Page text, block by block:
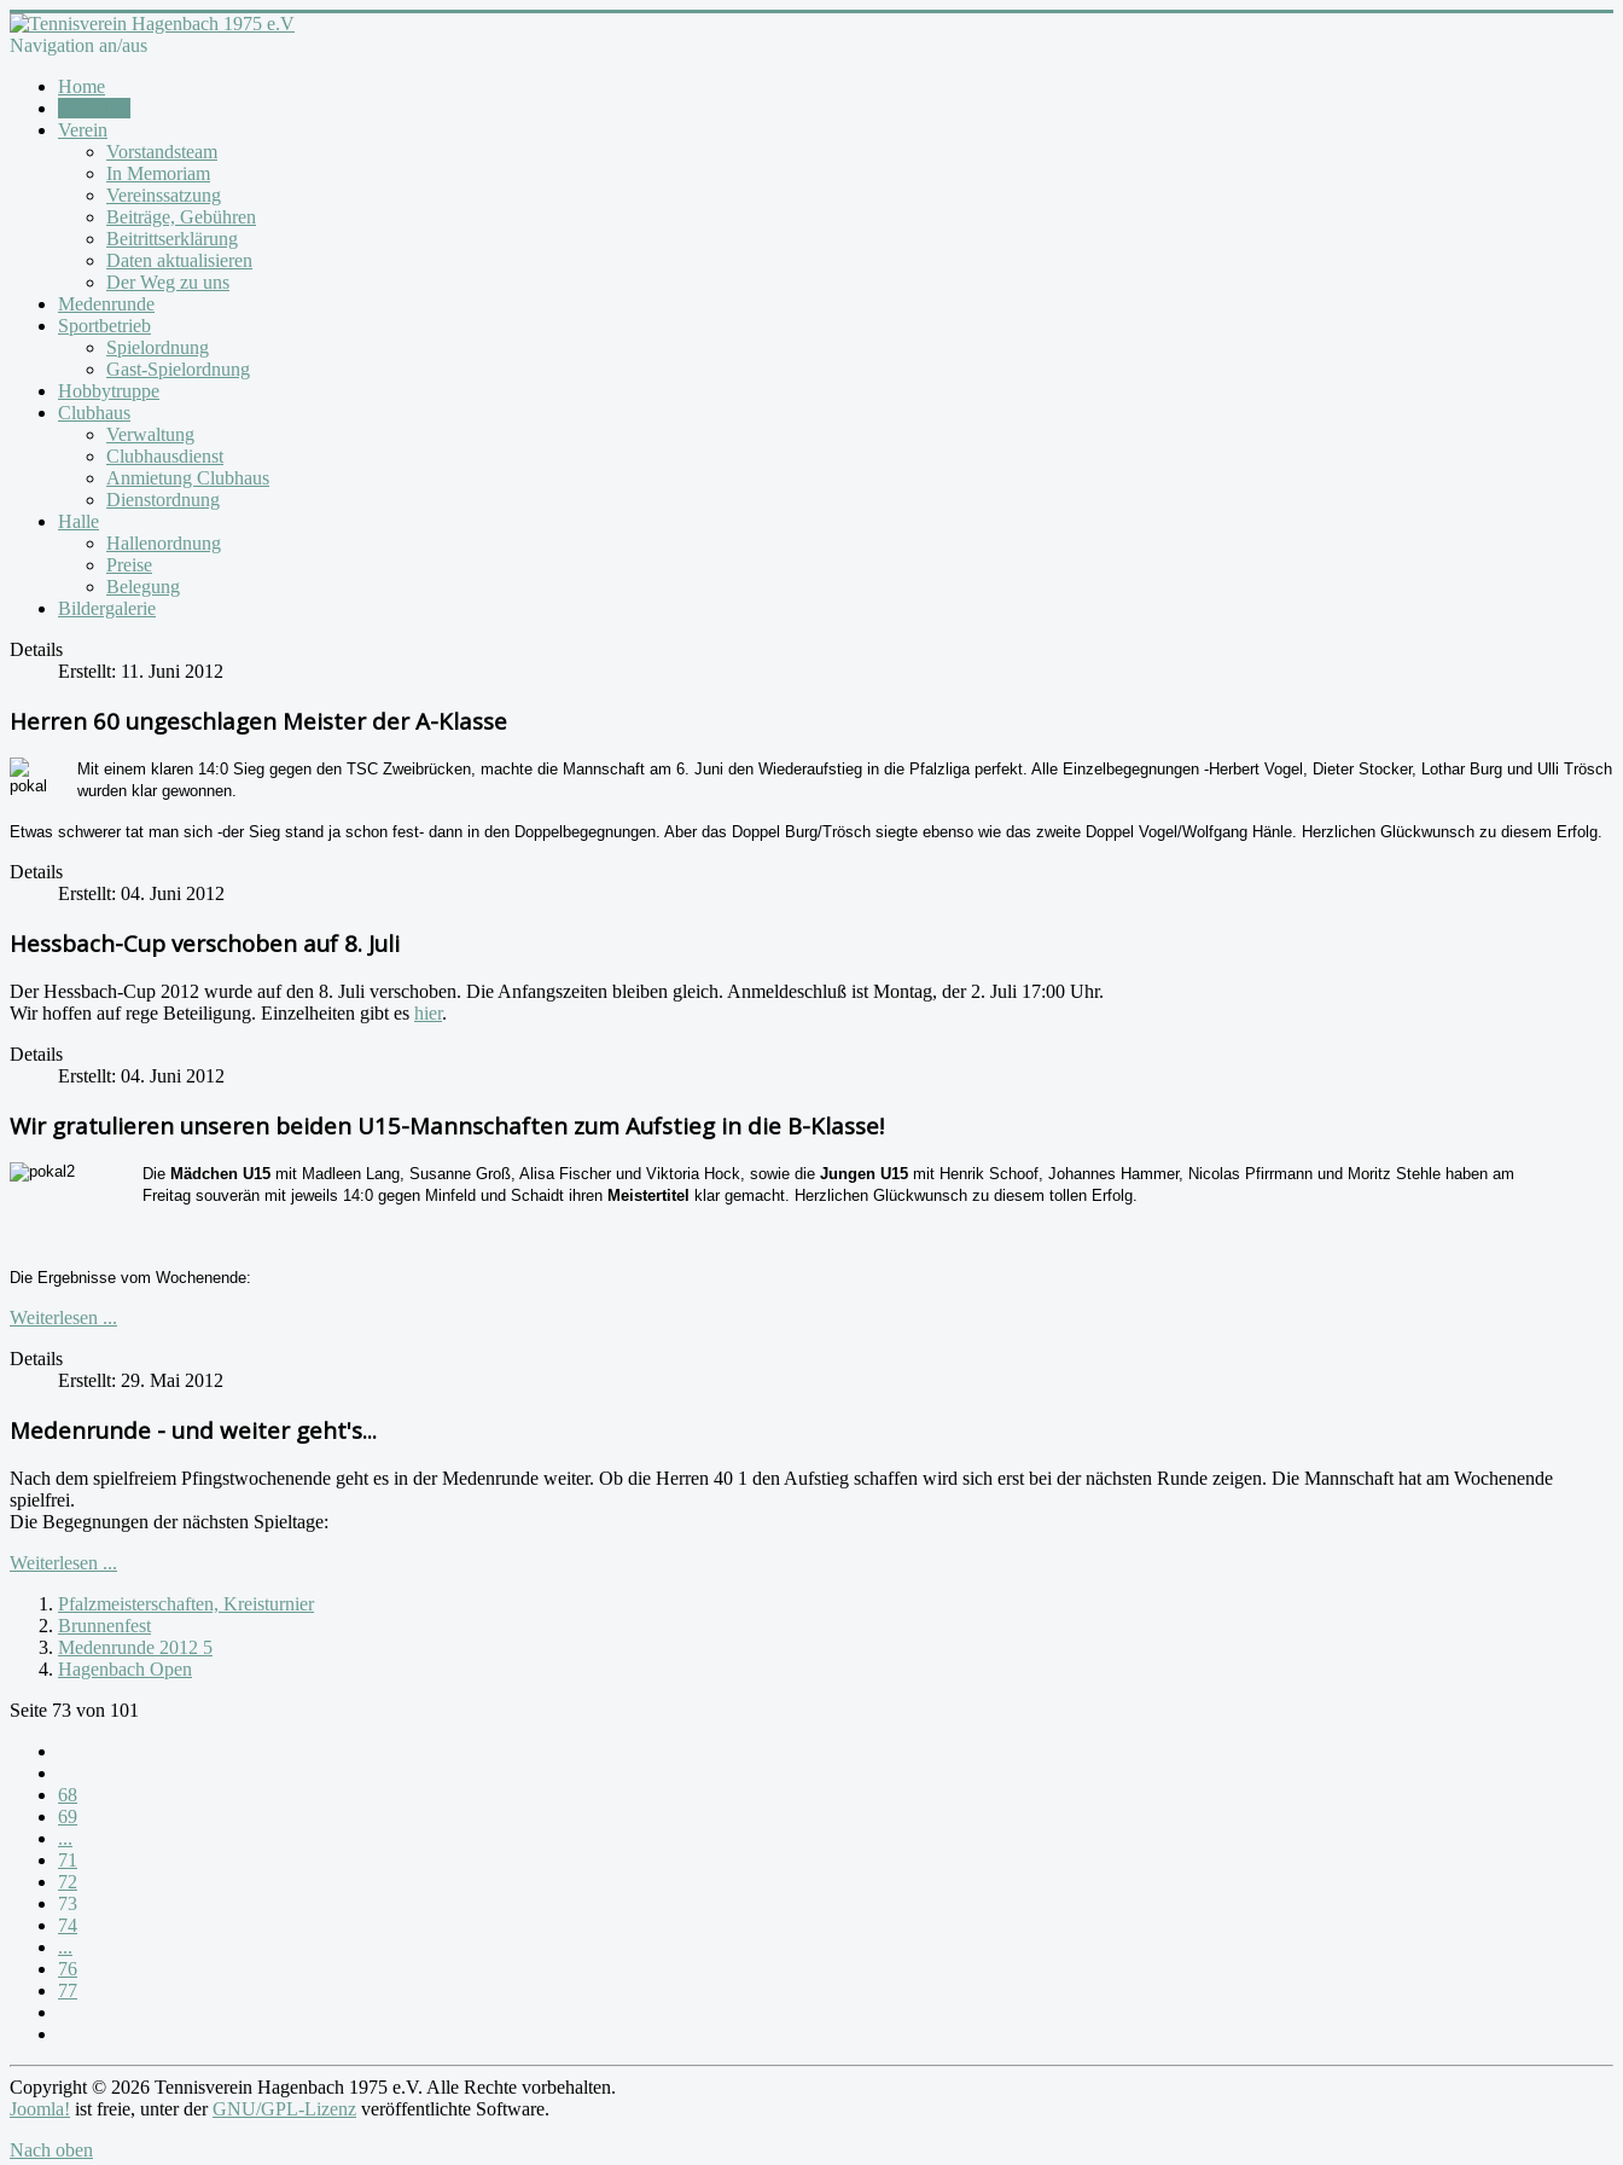
Navigation an/aus
Home
Verein
Vorstandsteam
In Memoriam
Vereinssatzung
Beiträge, Gebühren
Beitrittserklärung
Daten aktualisieren
Der Weg zu uns
Medenrunde
Sportbetrieb
Spielordnung
Gast-Spielordnung
Hobbytruppe
Clubhaus
Verwaltung
Clubhausdienst
Anmietung Clubhaus
Dienstordnung
Halle
Hallenordnung
Preise
Belegung
Bildergalerie
Details
Erstellt: 11. Juni 2012
Herren 60 ungeschlagen Meister der A-Klasse
Mit einem klaren 14:0 Sieg gegen den TSC Zweibrücken, machte die Mannschaft am 6. Juni den Wiederaufstieg in die Pfalzliga perfekt. Alle Einzelbegegnungen -Herbert Vogel, Dieter Stocker, Lothar Burg und Ulli Trösch
wurden klar gewonnen.
Etwas schwerer tat man sich -der Sieg stand ja schon fest- dann in den Doppelbegegnungen. Aber das Doppel Burg/Trösch siegte ebenso wie das zweite Doppel Vogel/Wolfgang Hänle. Herzlichen Glückwunsch zu diesem Erfolg.
Details
Erstellt: 04. Juni 2012
Hessbach-Cup verschoben auf 8. Juli
Der Hessbach-Cup 2012 wurde auf den 8. Juli verschoben. Die Anfangszeiten bleiben gleich. Anmeldeschluß ist Montag, der 2. Juli 17:00 Uhr.
Wir hoffen auf rege Beteiligung. Einzelheiten gibt es hier.
Details
Erstellt: 04. Juni 2012
Wir gratulieren unseren beiden U15-Mannschaften zum Aufstieg in die B-Klasse!
Die Mädchen U15 mit Madleen Lang, Susanne Groß, Alisa Fischer und Viktoria Hock, sowie die Jungen U15 mit Henrik Schoof, Johannes Hammer, Nicolas Pfirrmann und Moritz Stehle haben am
Freitag souverän mit jeweils 14:0 gegen Minfeld und Schaidt ihren Meistertitel klar gemacht. Herzlichen Glückwunsch zu diesem tollen Erfolg.
Die Ergebnisse vom Wochenende:
Weiterlesen ...
Details
Erstellt: 29. Mai 2012
Medenrunde - und weiter geht's...
Nach dem spielfreiem Pfingstwochenende geht es in der Medenrunde weiter. Ob die Herren 40 1 den Aufstieg schaffen wird sich erst bei der nächsten Runde zeigen. Die Mannschaft hat am Wochenende
spielfrei.
Die Begegnungen der nächsten Spieltage:
Weiterlesen ...
Pfalzmeisterschaften, Kreisturnier
Brunnenfest
Medenrunde 2012 5
Hagenbach Open
Seite 73 von 101
68
69
...
71
72
73
74
...
76
77
Copyright © 2026 Tennisverein Hagenbach 1975 e.V. Alle Rechte vorbehalten.
Joomla! ist freie, unter derGNU/GPL-Lizenz veröffentlichte Software.
Nach oben